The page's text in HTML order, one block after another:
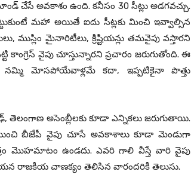
చేసే అవ‌కాశం ఉంది. క‌నీసం 30 సీట్లు అడ‌గ‌వ‌చ్చు.
మ‌హా అయితే ఐదు సీట్లకు మించి ఇవ్వాల్సిన
ముస్లిం మైనారిటీలు, క్రిష్టియ‌న్లు త‌మవైపు వ‌స్తార‌ని
కాంగ్రెస్ వైపు చూస్తున్నార‌ని ప్ర‌చారం జ‌రుగుతోంది. ఈ
న‌మ్మి మోస‌పోయేవాళ్ల‌మే క‌దా, ఇప్ప‌టికైనా పొత్తు
తెలంగాణ అసెంబ్లీల‌కు కూడా ఎన్నిక‌లు జ‌రుగుతాయి.
బీజేపీ వైపు చూసే అవ‌కాశాలు కూడా మెండుగా
మొహ‌మాటం ఉండ‌దు. ఎవ‌రి గాలి వీస్తే వారి వైపు
ఆయ‌న రాజ‌కీయ చాణ‌క్యం తెలిసిన వారంద‌రికీ తెలుసు.